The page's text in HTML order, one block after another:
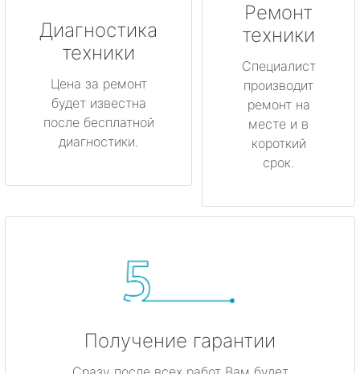
Диагностика
техники
Цена за ремонт
будет известна
после бесплатной
диагностики.
Ремонт
техники
Специалист
производит
ремонт на
месте и в
короткий
срок.
Получение гарантии